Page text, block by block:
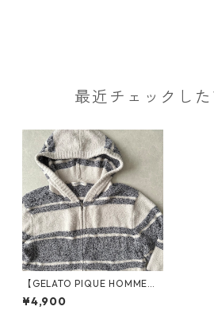
最近チェックし
【GELATO PIQUE HOMME】
ボーダー柄フリースダブルジ
ップパーカー ボーダー柄 M 古
¥4,900